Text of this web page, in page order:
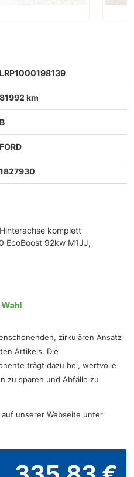
LRP1000198139
81992 km
B
FORD
1827930
komplett
EcoBoost 92kw M1JJ,
zirkulären Ansatz
Artikels. Die
trägt dazu bei, wertvolle
zu sparen und Abfälle zu
unserer Webseite unter